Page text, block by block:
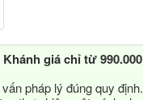
giá chỉ từ
pháp lý đúng quy định.